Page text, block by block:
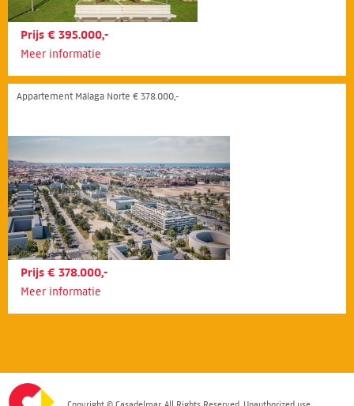
Prijs € 395.000,-
Meer informatie
Appartement Málaga Norte € 378.000,-
Prijs € 378.000,-
Meer informatie